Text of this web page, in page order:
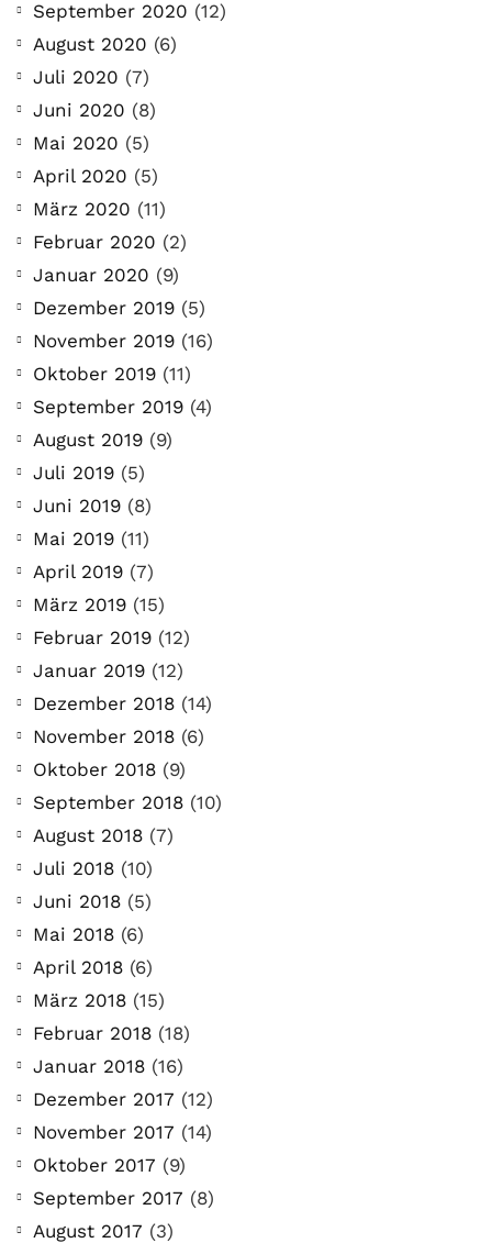
September 2020 (12)
August 2020 (6)
Juli 2020 (7)
Juni 2020 (8)
Mai 2020 (5)
April 2020 (5)
März 2020 (11)
Februar 2020 (2)
Januar 2020 (9)
Dezember 2019 (5)
November 2019 (16)
Oktober 2019 (11)
September 2019 (4)
August 2019 (9)
Juli 2019 (5)
Juni 2019 (8)
Mai 2019 (11)
April 2019 (7)
März 2019 (15)
Februar 2019 (12)
Januar 2019 (12)
Dezember 2018 (14)
November 2018 (6)
Oktober 2018 (9)
September 2018 (10)
August 2018 (7)
Juli 2018 (10)
Juni 2018 (5)
Mai 2018 (6)
April 2018 (6)
März 2018 (15)
Februar 2018 (18)
Januar 2018 (16)
Dezember 2017 (12)
November 2017 (14)
Oktober 2017 (9)
September 2017 (8)
August 2017 (3)